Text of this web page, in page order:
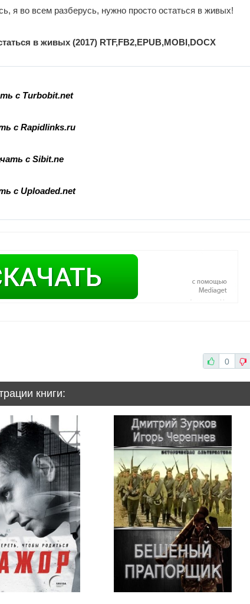
я во всем разберусь, нужно просто остаться в живых!
в живых (2017) RTF,FB2,EPUB,MOBI,DOCX
с Turbobit.net
с Rapidlinks.ru
с Sibit.ne
с Uploaded.net
0
книги: